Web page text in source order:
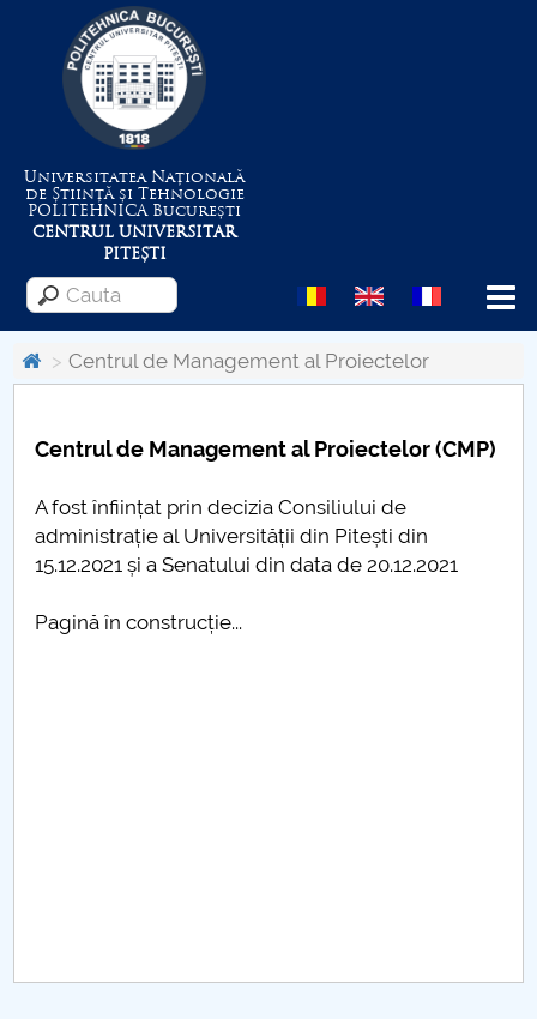
Universitatea Națională
de Știință și Tehnologie
POLITEHNICABucurești
CENTRUL UNIVERSITAR
PITEȘTI
Menu
Consiliul de Administratie
Centrul de Management al Proiectelor
Centrul de Management al Proiectelor (CMP)
A fost înființat prin decizia Consiliului de
administrație al Universității din Pitești din
15.12.2021 și a Senatului din data de 20.12.2021
Pagină în construcție...